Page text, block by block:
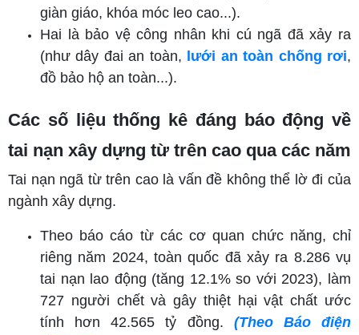
giàn giáo, khóa móc leo cao...).
Hai là bảo vệ công nhân khi cú ngã đã xảy ra
(như dây đai an toàn, lưới an toàn chống rơi,
đồ bảo hộ an toàn...).
Các số liệu thống kê đáng báo động về
tai nạn xây dựng từ trên cao qua các năm
Tai nạn ngã từ trên cao là vấn đề không thể lờ đi của
ngành xây dựng.
Theo báo cáo từ các cơ quan chức năng, chỉ
riêng năm 2024, toàn quốc đã xảy ra 8.286 vụ
tai nạn lao động (tăng 12.1% so với 2023), làm
727 người chết và gây thiệt hại vật chất ước
tính hơn 42.565 tỷ đồng. (Theo Báo điện